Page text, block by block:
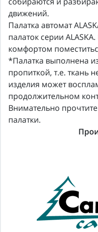
движений.
Палатка автомат
палаток серии
комфортом
*Палатка выполнена
пропиткой, т.е. ткань
изделия может
продолжительном
Внимательно
палатки.